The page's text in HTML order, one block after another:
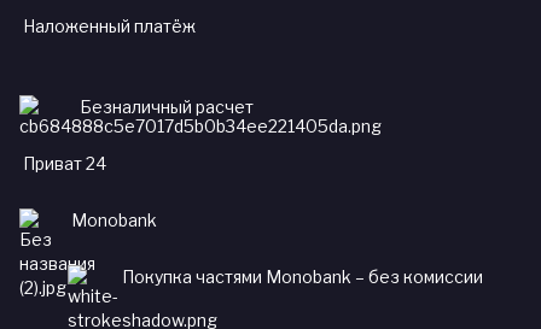
Наложенный платёж
Безналичный расчет
Приват 24
Monobank
Покупка частями Monobank – без комиссии